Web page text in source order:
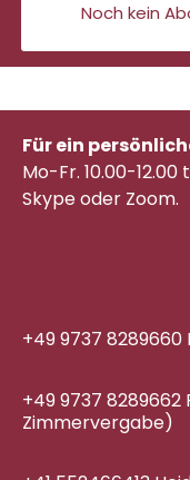
Noch kein
Für ein
Mo-Fr. 10.00-
Skype oder Zoom.
+49 9737
+49 9737
Zimmervergabe)